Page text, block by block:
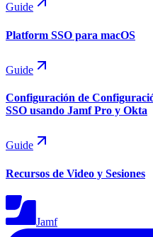
Guide
Platform SSO para macOS
Guide
Configuración de
SSO usando Jamf Pro y Okta
Guide
Recursos de Video y Sesiones
Jamf